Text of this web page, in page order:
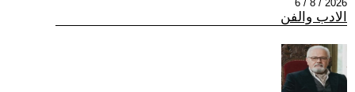
2026 / 8 / 6
الادب والفن